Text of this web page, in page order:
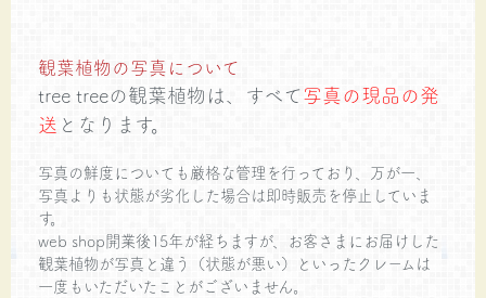
観葉植物の写真について
tree treeの観葉植物は、すべて写真の現品の発
送 となります。
写真の鮮度についても厳格な管理を行っており、万が一、
写真よりも状態が劣化した場合は即時販売を停止していま
す。
web shop開業後15年が経ちますが、お客さまにお届けした
観葉植物が写真と違う（状態が悪い）といったクレームは
一度もいただいたことがございません。